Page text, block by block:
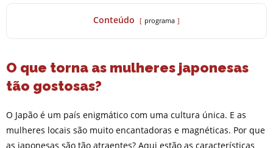
Conteúdo programa
O que torna as mulheres japonesas
tão gostosas?
O Japão é um país enigmático com uma cultura única. E as
mulheres locais são muito encantadoras e magnéticas. Por que
as japonesas são tão atraentes? Aqui estão as características